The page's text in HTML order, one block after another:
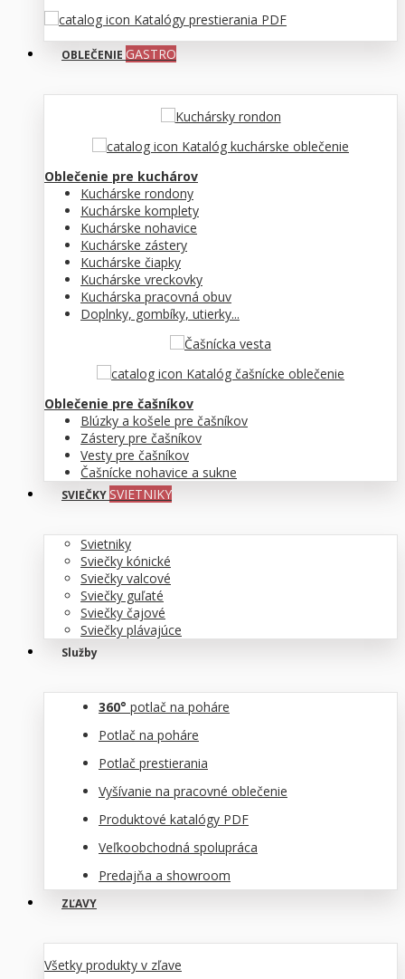
Katalógy prestierania PDF
OBLEČENIE GASTRO
Katalóg kuchárske oblečenie
Oblečenie pre kuchárov
Kuchárske rondony
Kuchárske komplety
Kuchárske nohavice
Kuchárske zástery
Kuchárske čiapky
Kuchárske vreckovky
Kuchárska pracovná obuv
Doplnky, gombíky, utierky...
Katalóg čašnícke oblečenie
Oblečenie pre čašníkov
Blúzky a košele pre čašníkov
Zástery pre čašníkov
Vesty pre čašníkov
Čašnícke nohavice a sukne
SVIEČKY SVIETNIKY
Svietniky
Sviečky kónické
Sviečky valcové
Sviečky guľaté
Sviečky čajové
Sviečky plávajúce
Služby
360° potlač na poháre
Potlač na poháre
Potlač prestierania
Vyšívanie na pracovné oblečenie
Produktové katalógy PDF
Veľkoobchodná spolupráca
Predajňa a showroom
ZĽAVY
Všetky produkty v zľave